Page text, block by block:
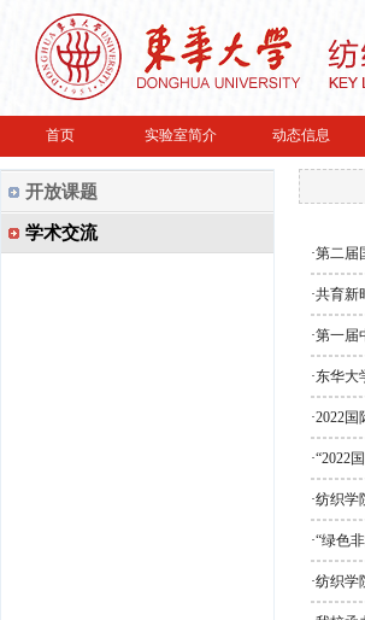
首页 实验室简介 动态信息
开放课题
学术交流
·第二届
·共育新
·第一届
·东华大
·2022国
·“2022
·纺织学
·“绿色
·纺织学